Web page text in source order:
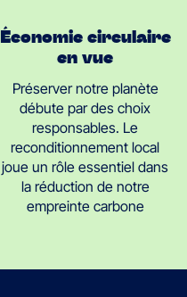
Économie circulaire
en vue
Préserver notre planète
débute par des choix
responsables. Le
reconditionnement local
joue un rôle essentiel dans
la réduction de notre
empreinte carbone